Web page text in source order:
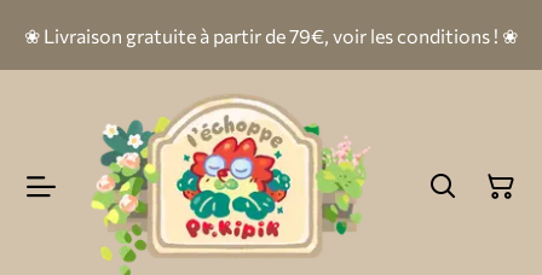
❀ Livraison gratuite à partir de 79€, voir les conditions ! ❀